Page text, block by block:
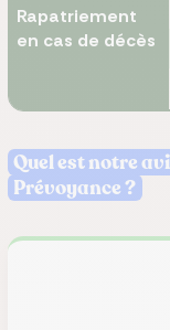
Rapatriement
en cas de décès
Quel est notre
Prévoyance ?